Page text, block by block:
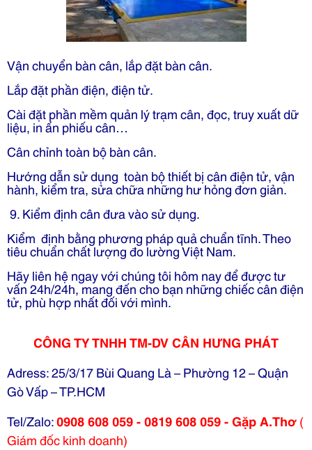
Vận chuyển bàn cân, lắp đặt bàn cân.
Lắp đặt phần điện, điện tử.
Cài đặt phần mềm quản lý trạm cân, đọc, truy xuất dữ
liệu, in ấn phiếu cân…
Cân chỉnh toàn bộ bàn cân.
Hướng dẫn sử dụng toàn bộ thiết bị cân điện tử, vận
hành, kiểm tra, sửa chữa những hư hỏng đơn giản.
9. Kiểm định cân đưa vào sử dụng.
Kiểm định bằng phương pháp quả chuẩn tĩnh. Theo
tiêu chuẩn chất lượng đo lường Việt Nam.
Hãy liên hệ ngay với chúng tôi hôm nay để được tư
vấn 24h/24h, mang đến cho bạn những chiếc cân điện
tử, phù hợp nhất đối với mình.
CÔNG TY TNHH TM-DV CÂN HƯNG PHÁT
Adress: 25/3/17 Bùi Quang Là – Phường 12 – Quận
Gò Vấp – TP.HCM
Tel/Zalo:0908 608 059 - 0819 608 059 - Gặp A.Thơ(
Giám đốc kinh doanh)